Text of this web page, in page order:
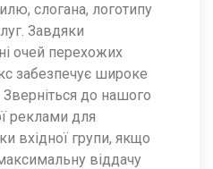
слогана, логотипу
Завдяки
очей перехожих
забезпечує широке
Зверніться до нашого
реклами для
вхідної групи, якщо
віддачу